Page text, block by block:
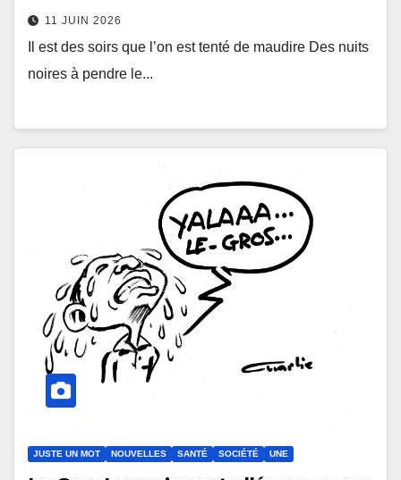
11 JUIN 2026
Il est des soirs que l’on est tenté de maudire Des nuits
noires à pendre le...
JUSTE UN MOT NOUVELLES SANTÉ SOCIÉTÉ UNE